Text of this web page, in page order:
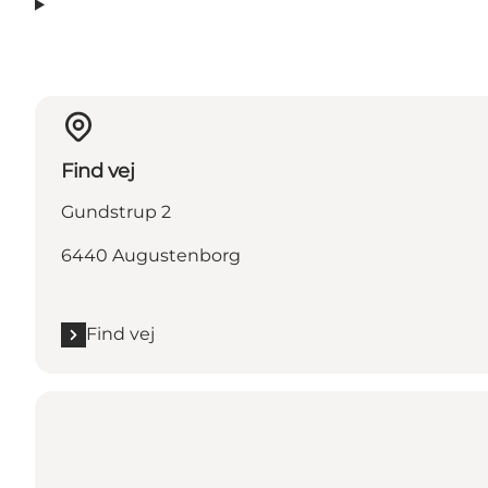
Find vej
Gundstrup 2
6440 Augustenborg
Find vej